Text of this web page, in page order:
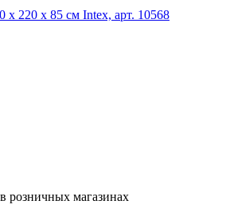
розничных магазинах